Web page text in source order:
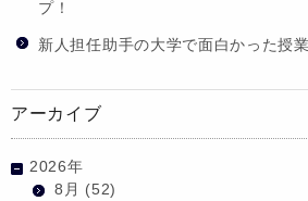
プ！
新人担任助手の大学で面白かった授
アーカイブ
2026年
8月 (52)